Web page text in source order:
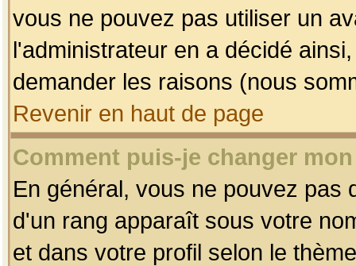
vous ne pouvez pas utiliser un
l'administrateur en a décidé
demander les raisons (nous
Revenir en haut de page
Comment puis-je changer
En général, vous ne pouvez pas
d'un rang apparaît sous votre
et dans votre profil selon le